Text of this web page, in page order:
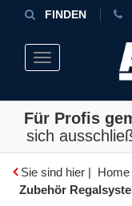
FINDEN
Toggle navigation
Für Profis
sich
Sie sind hier | Home
Zubehör